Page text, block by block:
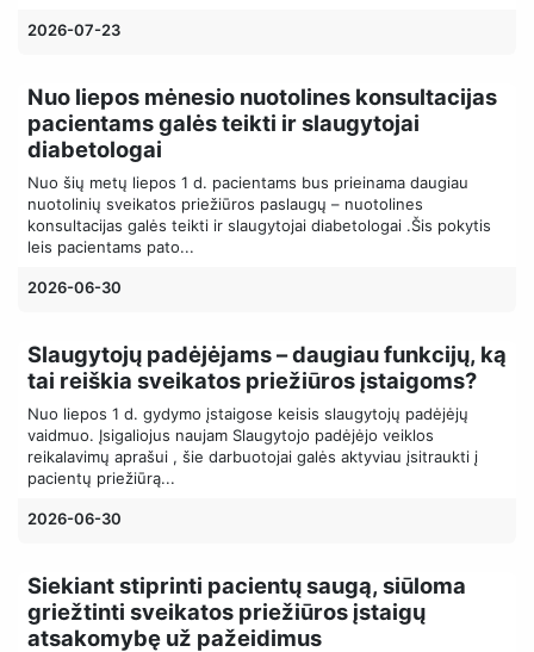
2026-07-23
Nuo liepos mėnesio nuotolines konsultacijas
pacientams galės teikti ir slaugytojai
diabetologai
Nuo šių metų liepos 1 d. pacientams bus prieinama daugiau
nuotolinių sveikatos priežiūros paslaugų – nuotolines
konsultacijas galės teikti ir slaugytojai diabetologai .Šis pokytis
leis pacientams pato...
2026-06-30
Slaugytojų padėjėjams – daugiau funkcijų, ką
tai reiškia sveikatos priežiūros įstaigoms?
Nuo liepos 1 d. gydymo įstaigose keisis slaugytojų padėjėjų
vaidmuo. Įsigaliojus naujam Slaugytojo padėjėjo veiklos
reikalavimų aprašui , šie darbuotojai galės aktyviau įsitraukti į
pacientų priežiūrą...
2026-06-30
Siekiant stiprinti pacientų saugą, siūloma
griežtinti sveikatos priežiūros įstaigų
atsakomybę už pažeidimus